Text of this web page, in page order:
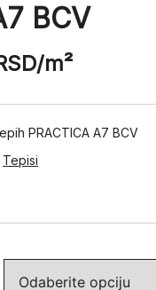
BCV
/m²
PRACTICA A7 BCV
Tepisi